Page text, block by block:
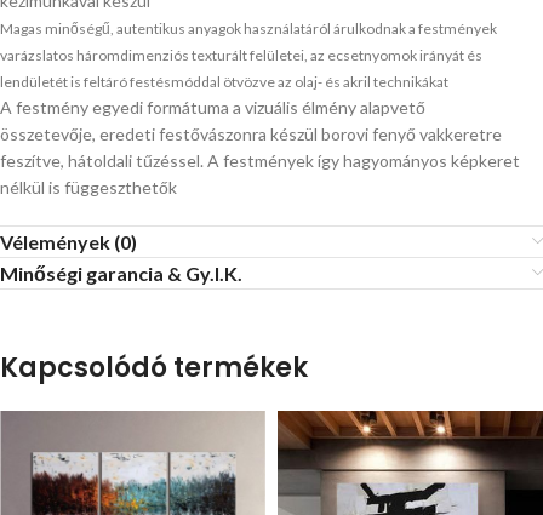
Magas minőségű, autentikus anyagok használatáról árulkodnak a festmények
varázslatos háromdimenziós texturált felületei, az ecsetnyomok irányát és
lendületét is feltáró festésmóddal ötvözve az olaj- és akril technikákat
A festmény egyedi formátuma a vizuális élmény alapvető
összetevője, eredeti festővászonra készül borovi fenyő vakkeretre
feszítve, hátoldali tűzéssel. A festmények így hagyományos képkeret
nélkül is függeszthetők
Vélemények (0)
Minőségi garancia & Gy.I.K.
Kapcsolódó termékek